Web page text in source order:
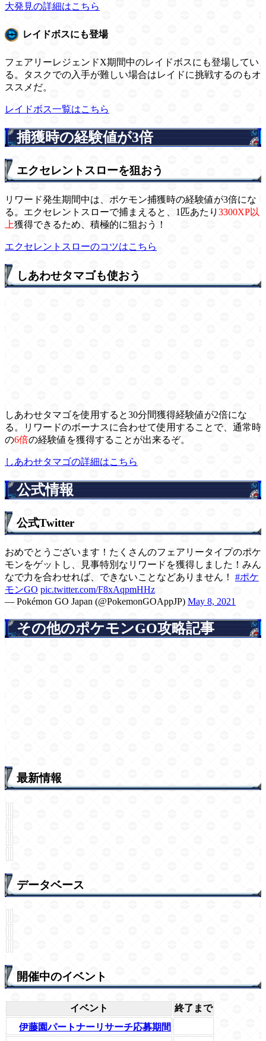
大発見の詳細はこちら
レイドボスにも登場
フェアリーレジェンドX期間中のレイドボスにも登場してい
る。タスクでの入手が難しい場合はレイドに挑戦するのもオ
ススメだ。
レイドボス一覧はこちら
捕獲時の経験値が3倍
エクセレントスローを狙おう
リワード発生期間中は、ポケモン捕獲時の経験値が3倍にな
る。エクセレントスローで捕まえると、1匹あたり 3300XP以
上獲得できるため、積極的に狙おう！
エクセレントスローのコツはこちら
しあわせタマゴも使おう
しあわせタマゴを使用すると30分間獲得経験値が2倍にな
る。リワードのボーナスに合わせて使用することで、通常時
の6倍の経験値を獲得することが出来るぞ。
しあわせタマゴの詳細はこちら
公式情報
公式Twitter
おめでとうございます！たくさんのフェアリータイプのポケ
モンをゲットし、見事特別なリワードを獲得しました！みん
なで力を合わせれば、できないことなどありません！ #ポケ
モンGO pic.twitter.com/F8xAqpmHHz
— Pokémon GO Japan (@PokemonGOAppJP) May 8, 2021
その他のポケモンGO攻略記事
最新情報
データベース
開催中のイベント
イベント
終了まで
伊藤園パートナーリサーチ応募期間